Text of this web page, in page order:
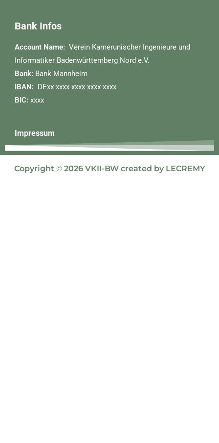
Bank Infos
Account Name: Verein Kamerunischer Ingenieure und
Informatiker Badenwürttemberg Nord e.V.
Bank: Bank Mannheim
IBAN: DExx xxxx xxxx xxxx xxxx
BIC: xxxx
Impressum
Copyright ©2026 VKII-BW created by LECREMY